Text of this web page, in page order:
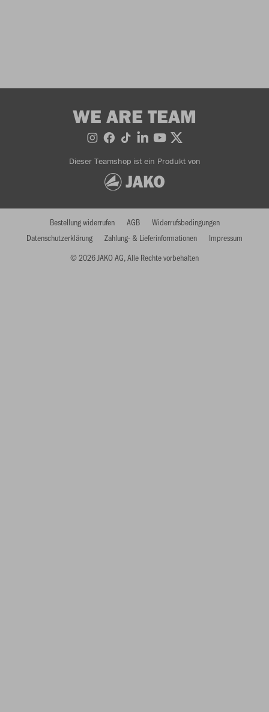
WE ARE TEAM
Dieser Teamshop ist ein Produkt von
© 2026 JAKO AG, Alle Rechte vorbehalten
Bestellung widerrufen AGB
Widerrufsbedingungen
Datenschutzerklärung
Zahlung- & Lieferinformationen Impressum